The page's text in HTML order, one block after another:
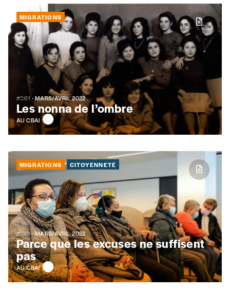
TVA
Téléphone
E-mail*
Rue
Code postal
Pays
n°
MIGRATIONS
#361- MARS/AVRIL 2022
Les nonna de l’ombre
AU CBAI
MIGRATIONS CITOYENNETÉ
#361- MARS/AVRIL 2022
Parce que les excuses ne suffisent
pas
AU CBAI